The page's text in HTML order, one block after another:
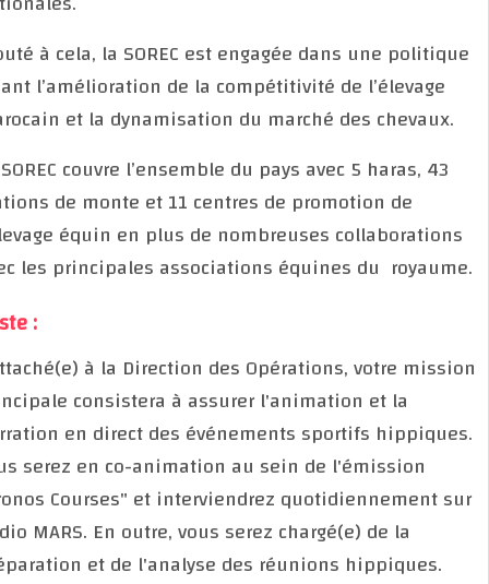
Ajouté à cela, la SOREC est engagée dans une
visant l’amélioration de la compétitivité de l’élevage
marocain et la dynamisation du marché des
La SOREC couvre l’ensemble du pays avec 5 haras, 43
stations de monte et 11 centres de promotion de
l’élevage équin en plus de nombreuses
avec les principales associations équines du
Poste :
Rattaché(e) à la Direction des Opérations, votre
principale consistera à assurer l'animation et la
narration en direct des événements sportifs
Vous serez en co-animation au sein de l'émission
"Pronos Courses" et interviendrez quotidiennement
Radio MARS. En outre, vous serez chargé(e) de la
préparation et de l'analyse des réunions hippiques.